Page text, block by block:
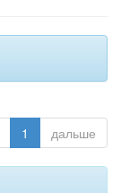
1 дальше